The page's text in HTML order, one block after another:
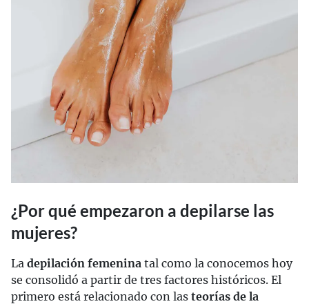
¿Por qué empezaron a depilarse las
mujeres?
La depilación femenina tal como la conocemos hoy
se consolidó a partir de tres factores históricos. El
primero está relacionado con las teorías de la